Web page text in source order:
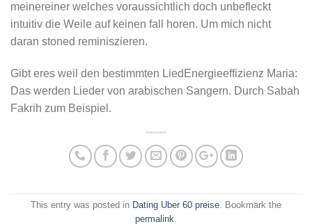
meinereiner welches voraussichtlich doch unbefleckt
intuitiv die Weile auf keinen fall horen. Um mich nicht
daran stoned reminiszieren.
Gibt eres weil den bestimmten LiedEnergieeffizienz Maria:
Das werden Lieder von arabischen Sangern. Durch Sabah
Fakrih zum Beispiel.
This entry was posted in Dating Uber 60 preise. Bookmark the
permalink.